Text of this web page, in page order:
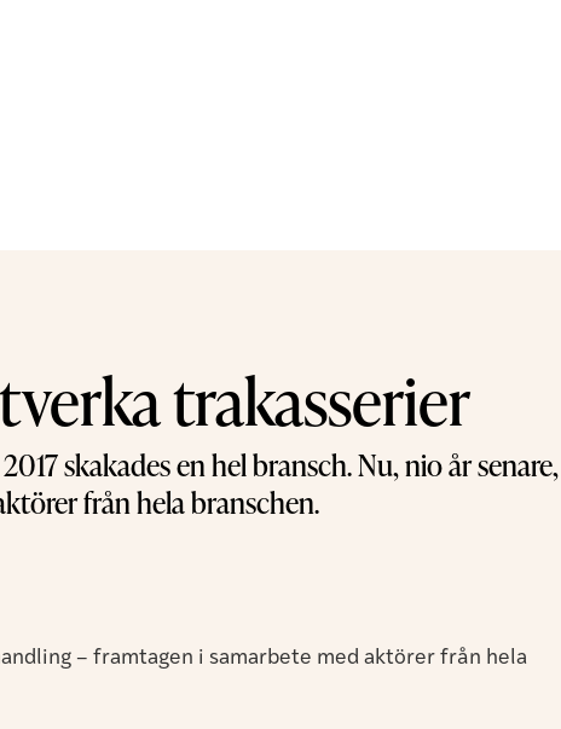
trakasserier
skakades en hel bransch. Nu, nio år senare,
från hela branschen.
– framtagen i samarbete med aktörer från hela